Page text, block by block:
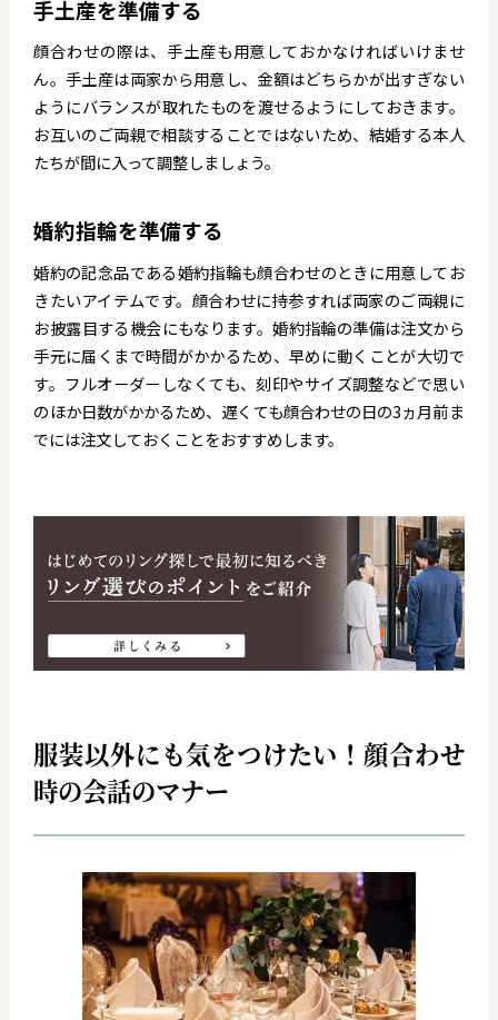
手土産を準備する
顔合わせの際は、手土産も用意しておかなければいけませ
ん。手土産は両家から用意し、金額はどちらかが出すぎない
ようにバランスが取れたものを渡せるようにしておきます。
お互いのご両親で相談することではないため、結婚する本人
たちが間に入って調整しましょう。
婚約指輪を準備する
婚約の記念品である婚約指輪も顔合わせのときに用意してお
きたいアイテムです。顔合わせに持参すれば両家のご両親に
お披露目する機会にもなります。婚約指輪の準備は注文から
手元に届くまで時間がかかるため、早めに動くことが大切で
す。フルオーダーしなくても、刻印やサイズ調整などで思い
のほか日数がかかるため、遅くても顔合わせの日の3ヵ月前ま
でには注文しておくことをおすすめします。
服装以外にも気をつけたい！顔合わせ
時の会話のマナー